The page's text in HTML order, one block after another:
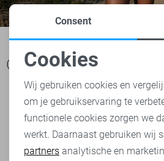
Ook het bekijken waard
Noodzakelijke cookies
Personalisatie cookies
Analytische cookies
Consent
Cookies
Wij gebruiken cookies en
om je gebruikservaring te
functionele cookies zorgen we
werkt. Daarnaast gebruiken wij
partners analytische en